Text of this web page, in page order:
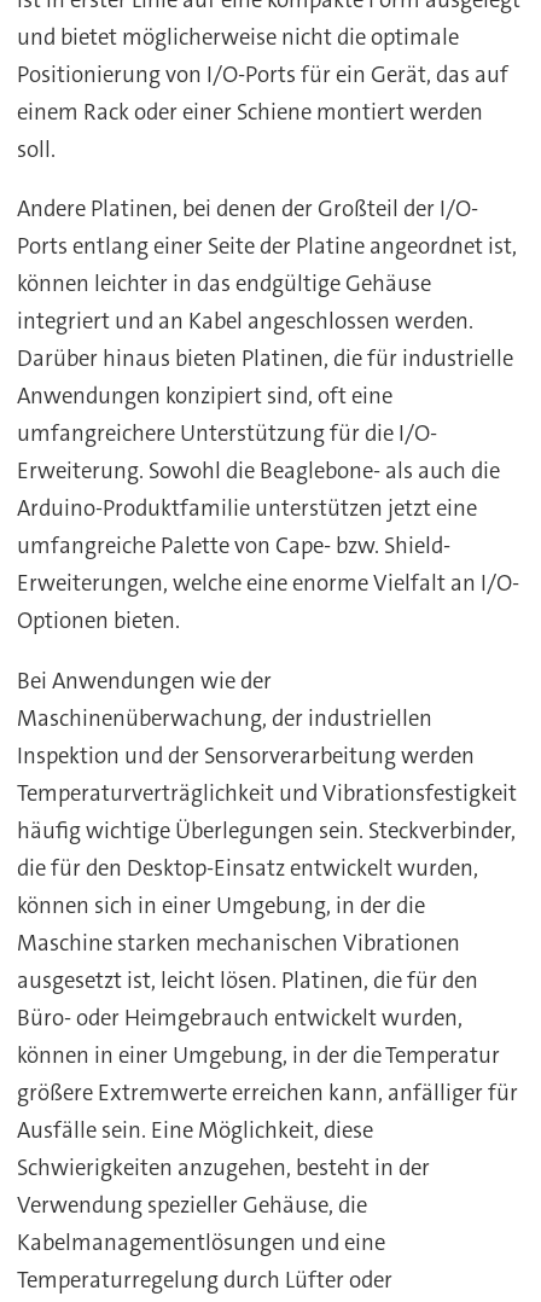
und bietet möglicherweise nicht die optimale
Positionierung von I/O-Ports für ein Gerät, das auf
einem Rack oder einer Schiene montiert werden
soll.
Andere Platinen, bei denen der Großteil der I/O-
Ports entlang einer Seite der Platine angeordnet ist,
können leichter in das endgültige Gehäuse
integriert und an Kabel angeschlossen werden.
Darüber hinaus bieten Platinen, die für industrielle
Anwendungen konzipiert sind, oft eine
umfangreichere Unterstützung für die I/O-
Erweiterung. Sowohl die Beaglebone- als auch die
Arduino-Produktfamilie unterstützen jetzt eine
umfangreiche Palette von Cape- bzw. Shield-
Erweiterungen, welche eine enorme Vielfalt an I/O-
Optionen bieten.
Bei Anwendungen wie der
Maschinenüberwachung, der industriellen
Inspektion und der Sensorverarbeitung werden
Temperaturverträglichkeit und Vibrationsfestigkeit
häufig wichtige Überlegungen sein. Steckverbinder,
die für den Desktop-Einsatz entwickelt wurden,
können sich in einer Umgebung, in der die
Maschine starken mechanischen Vibrationen
ausgesetzt ist, leicht lösen. Platinen, die für den
Büro- oder Heimgebrauch entwickelt wurden,
können in einer Umgebung, in der die Temperatur
größere Extremwerte erreichen kann, anfälliger für
Ausfälle sein. Eine Möglichkeit, diese
Schwierigkeiten anzugehen, besteht in der
Verwendung spezieller Gehäuse, die
Kabelmanagementlösungen und eine
Temperaturregelung durch Lüfter oder